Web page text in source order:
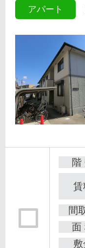
アパート
階
賃
間
面
敷